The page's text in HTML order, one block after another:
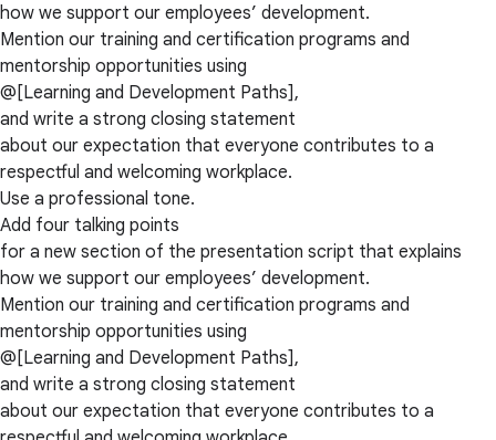
how we support our employees’ development.
Mention our training and certification programs and
mentorship opportunities using
@[Learning and Development Paths],
and write a strong closing statement
about our expectation that everyone contributes to a
respectful and welcoming workplace.
Use a professional tone.
Add four talking points
for a new section of the presentation script that explains
how we support our employees’ development.
Mention our training and certification programs and
mentorship opportunities using
@[Learning and Development Paths],
and write a strong closing statement
about our expectation that everyone contributes to a